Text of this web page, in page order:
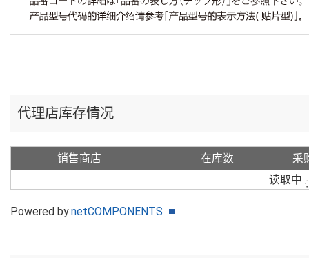
代理店库存情况
销售商店 在库数
采
读取中
Powered bynetCOMPONENTS